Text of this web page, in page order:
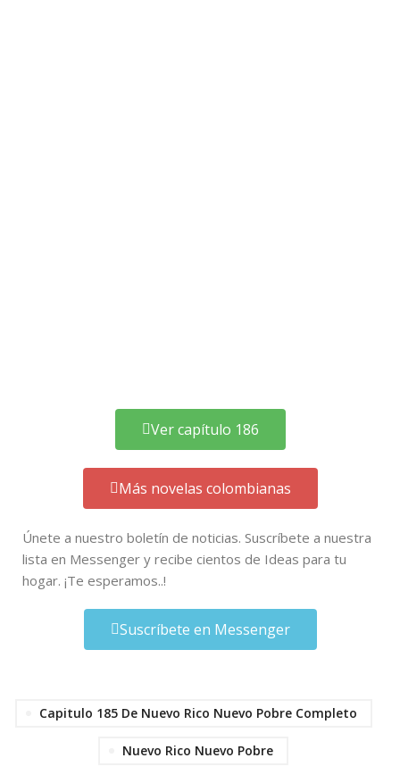
Ver capítulo 186
Más novelas colombianas
Únete a nuestro boletín de noticias. Suscríbete a nuestra
lista en Messenger y recibe cientos de Ideas para tu
hogar. ¡Te esperamos..!
Suscríbete en Messenger
Capitulo 185 De Nuevo Rico Nuevo Pobre Completo
Nuevo Rico Nuevo Pobre